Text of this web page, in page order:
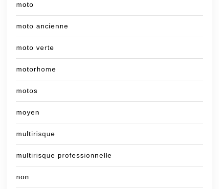
moto
moto ancienne
moto verte
motorhome
motos
moyen
multirisque
multirisque professionnelle
non